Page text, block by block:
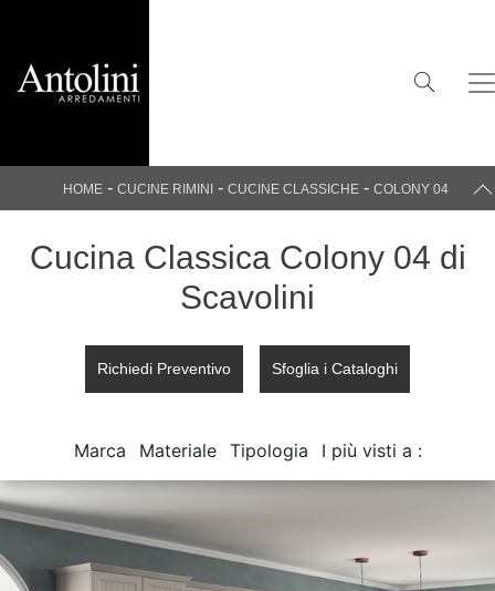
HOME - CUCINE RIMINI - CUCINE CLASSICHE - COLONY 04
Cucina Classica Colony 04 di
Scavolini
Richiedi Preventivo Sfoglia i Cataloghi
Marca Materiale Tipologia I più visti a :